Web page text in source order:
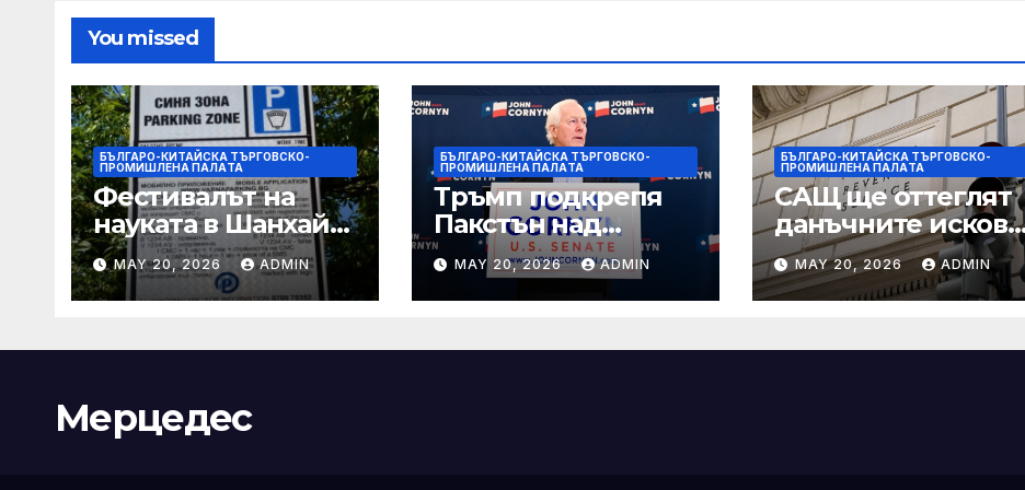
You missed
БЪЛГАРО-КИТАЙСКА ТЪРГОВСКО-
ПРОМИШЛЕНА ПАЛAТА
Фестивалът на
науката в Шанхай
2026 обещава
вълнуващи
научно-
иновации
MAY 20, 2026 ADMIN
БЪЛГАРО-КИТАЙСКА ТЪРГОВСКО-
ПРОМИШЛЕНА ПАЛAТА
Тръмп подкрепя
Пакстън над
Корнин за сенатор
от Тексас в
шокираща
MAY 20, 2026 ADMIN
БЪЛГАРО-КИТАЙСКА ТЪРГОВСКО-
ПРОМИШЛЕНА ПАЛAТА
САЩ ще оттеглят
данъчните искове
срещу Тръмп
„завинаги“ в
сделката за
MAY 20, 2026 ADMIN
Мерцедес